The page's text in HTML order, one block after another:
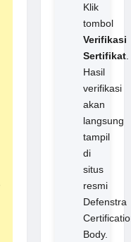
Klik
tombol
Verifikasi
Sertifikat.
Hasil
verifikasi
akan
langsung
tampil
di
situs
resmi
Defenstra
Body.